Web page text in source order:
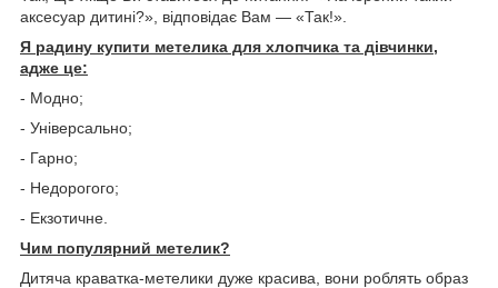
аксесуар дитині?», відповідає Вам — «Так!».
Я радину купити метелика для хлопчика та дівчинки,
адже це:
- Модно;
- Універсально;
- Гарно;
- Недорогого;
- Екзотичне.
Чим популярний метелик?
Дитяча краватка-метелики дуже красива, вони роблять образ